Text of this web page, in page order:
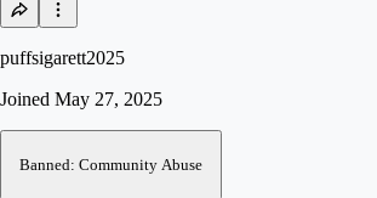
puffsigarett2025
Joined May 27, 2025
Banned: Community Abuse